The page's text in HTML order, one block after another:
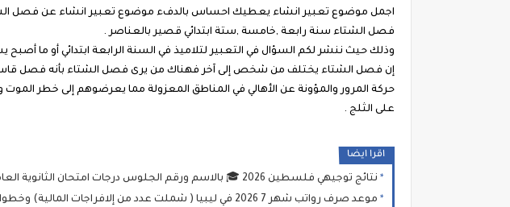
اجمل موضوع تعبير انشاء يعطيك احساس بالدفء موضوع تعبير انشاء عن فصل
فصل الشتاء سنة رابعة ,خامسة ,ستة ابتدائي قصير بالعناصر .
وذلك حيث ننشر لكم السؤال في التعبير لتلاميذ في السنة الرابعة ابتدائي أو
إن فصل الشتاء يختلف من شخص إلى آخر فهناك من يرى فصل الشتاء بأنه فصل
حركة المرور والمؤونة عن الأهالي في المناطق المعزولة مما يعرضوهم إلى خطر
على الثلج .
اقرا ايضا
نتائج توجيهي فلسطين 2026 🎓 بالاسم ورقم الجلوس درجات امتحان الثانوية العامة (التوجيهي)
موعد صرف رواتب شهر 7 2026 في ليبيا ( شملت عدد من إلافراجات المالية) وخطوات الاستعلام عبر منظومة "راتبك لحظي"